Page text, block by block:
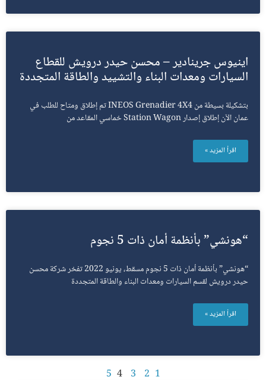
اينيوس جرينادير – محسن حيدر درويش للقطاع
السيارات ومعدات البناء والتشييد والطاقة المتجددة
بتشكيلة بسيطة من INEOS Grenadier 4X4 تم إطلاق ومتاح للطلب في
عمان الآن إطلاق إصدار Station Wagon خماسي المقاعد من
اقرأ المزيد »
“هونشي” بأنظمة أمان ذات 5 نجوم
“هونشي” بأنظمة أمان ذات 5 نجوم مسقط، يونيو 2022 تفخر شركة محسن
حيدر درويش لقسم السيارات ومعدات البناء والطاقة المتجددة
اقرأ المزيد »
1
2
3
4
5